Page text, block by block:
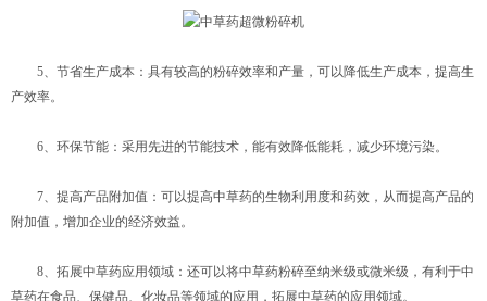
5、节省生产成本：具有较高的粉碎效率和产量，可以降低生产成本，提高生
产效率。
6、环保节能：采用先进的节能技术，能有效降低能耗，减少环境污染。
7、提高产品附加值：可以提高中草药的生物利用度和药效，从而提高产品的
附加值，增加企业的经济效益。
8、拓展中草药应用领域：还可以将中草药粉碎至纳米级或微米级，有利于中
草药在食品、保健品、化妆品等领域的应用，拓展中草药的应用领域。